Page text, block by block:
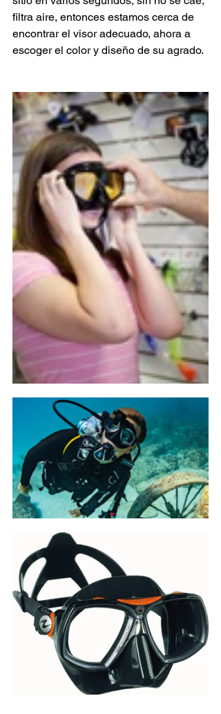
filtra aire, entonces estamos cerca de
encontrar el visor adecuado, ahora a
escoger el color y diseño de su agrado.